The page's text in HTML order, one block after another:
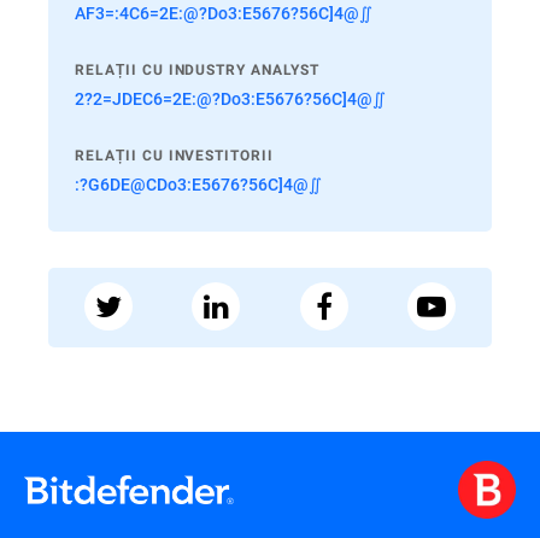
AF3=:4C6=2E:@?Do3:E5676?56C]4@∬
RELAȚII CU INDUSTRY ANALYST
2?2=JDEC6=2E:@?Do3:E5676?56C]4@∬
RELAȚII CU INVESTITORII
:?G6DE@CDo3:E5676?56C]4@∬